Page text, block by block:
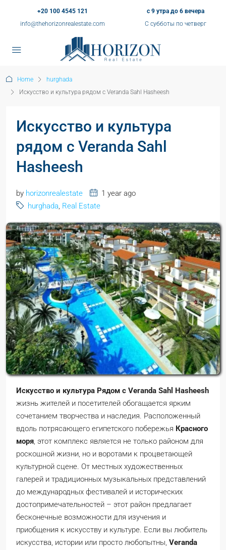
+20 100 4545 121
info@thehorizonrealestate.com
с 9 утра до 6 вечера
С субботы по четверг
Home
hurghada
Искусство и культура рядом с Veranda Sahl Hasheesh
Искусство и культура
рядом с Veranda Sahl
Hasheesh
by horizonrealestate
1 year ago
hurghada, Real Estate
Искусство и культура Рядом с Veranda Sahl Hasheesh
жизнь жителей и посетителей обогащается ярким
сочетанием творчества и наследия. Расположенный
вдоль потрясающего египетского побережья Красного
моря, этот комплекс является не только районом для
роскошной жизни, но и воротами к процветающей
культурной сцене. От местных художественных
галерей и традиционных музыкальных представлений
до международных фестивалей и исторических
достопримечательностей – этот район предлагает
бесконечные возможности для изучения и
приобщения к искусству и культуре. Если вы любитель
искусства, истории или просто любопытны, Veranda